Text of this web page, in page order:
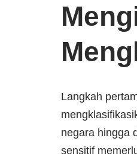
Langkah
negara hingga
sensitif